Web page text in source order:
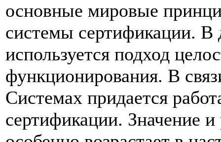
основные мировые
системы сертификации. В
используется подход
функционирования. В
Системах придается
сертификации. Значение